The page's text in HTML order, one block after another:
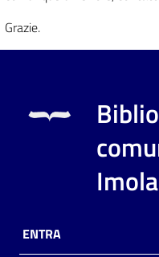
fare
contenuti
Grazie.
Imola
ENTRA